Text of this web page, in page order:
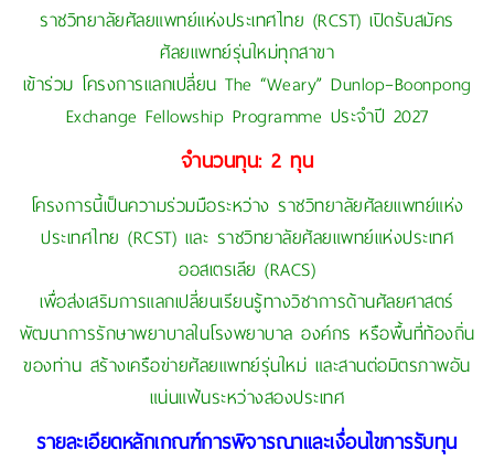
ราชวิทยาลัยศัลยแพทย์แห่งประเทศไทย (RCST) เปิดรับสมัคร
ศัลยแพทย์รุ่นใหม่ทุกสาขา
เข้าร่วม โครงการแลกเปลี่ยน The “Weary” Dunlop–Boonpong
Exchange Fellowship Programme ประจำปี 2027
จำนวนทุน: 2 ทุน
โครงการนี้เป็นความร่วมมือระหว่าง ราชวิทยาลัยศัลยแพทย์แห่ง
ประเทศไทย (RCST) และ ราชวิทยาลัยศัลยแพทย์แห่งประเทศ
ออสเตรเลีย (RACS)
เพื่อส่งเสริมการแลกเปลี่ยนเรียนรู้ทางวิชาการด้านศัลยศาสตร์
พัฒนาการรักษาพยาบาลในโรงพยาบาล องค์กร หรือพื้นที่ท้องถิ่น
ของท่าน สร้างเครือข่ายศัลยแพทย์รุ่นใหม่ และสานต่อมิตรภาพอัน
แน่นแฟ้นระหว่างสองประเทศ
รายละเอียดหลักเกณฑ์การพิจารณาและเงื่อนไขการรับทุน